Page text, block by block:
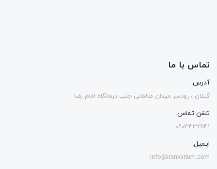
تماس با ما
آدرس:
گیلان ، رودسر میدان طالقانی جنب درمانگاه امام رضا
تلفن تماس:
09034319141
ایمیل:
info@iranvarium.com